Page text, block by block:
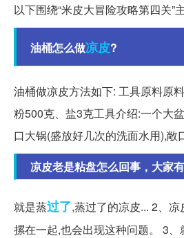
以下围绕“米皮大冒险攻略第四关”
油桶怎么做凉皮?
油桶做凉皮方法如下: 工具原料原
粉500克、盐3克工具介绍:一个大
口大锅(盛放好几次的洗面水用),敞
凉皮老是粘盘怎么回事，大家
就是蒸过了,蒸过了的凉皮... 2、
摞在一起,也会出现这种问题。 3